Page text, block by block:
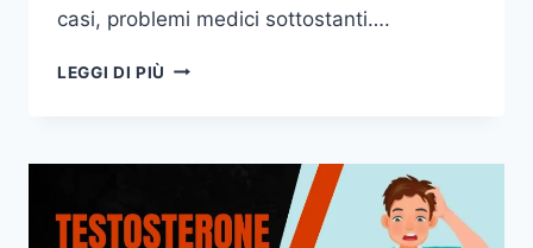
casi, problemi medici sottostanti….
LEGGI DI PIÙ ALIMENTI
TESTOSTERONE